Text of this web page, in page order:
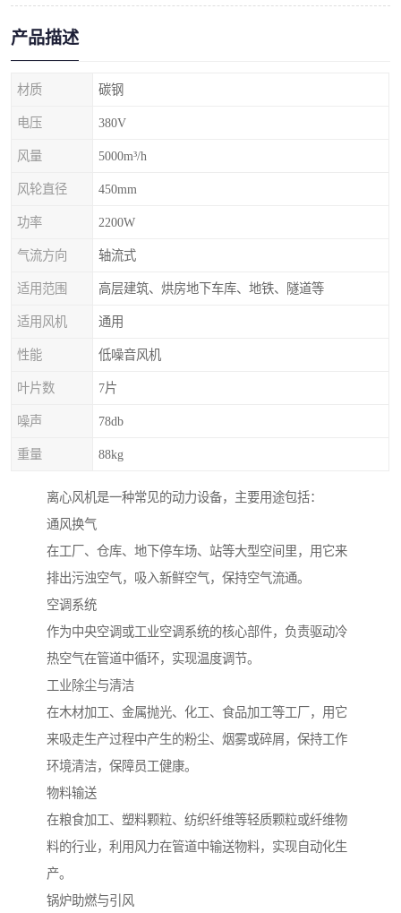
产品描述
材质 碳钢
电压 380V
风量 5000m³/h
风轮直径 450mm
功率 2200W
气流方向 轴流式
适用范围 高层建筑、烘房地下车库、地铁、隧道等
适用风机 通用
性能 低噪音风机
叶片数 7片
噪声 78db
重量 88kg
离心风机是一种常见的动力设备，主要用途包括：
通风换气
在工厂、仓库、地下停车场、站等大型空间里，用它来
排出污浊空气，吸入新鲜空气，保持空气流通。
空调系统
作为中央空调或工业空调系统的核心部件，负责驱动冷
热空气在管道中循环，实现温度调节。
工业除尘与清洁
在木材加工、金属抛光、化工、食品加工等工厂，用它
来吸走生产过程中产生的粉尘、烟雾或碎屑，保持工作
环境清洁，保障员工健康。
物料输送
在粮食加工、塑料颗粒、纺织纤维等轻质颗粒或纤维物
料的行业，利用风力在管道中输送物料，实现自动化生
产。
锅炉助燃与引风